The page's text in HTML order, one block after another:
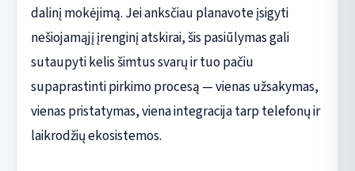
dalinį mokėjimą. Jei anksčiau planavote įsigyti
nešiojamąjį įrenginį atskirai, šis pasiūlymas gali
sutaupyti kelis šimtus svarų ir tuo pačiu
supaprastinti pirkimo procesą — vienas užsakymas,
vienas pristatymas, viena integracija tarp telefonų ir
laikrodžių ekosistemos.